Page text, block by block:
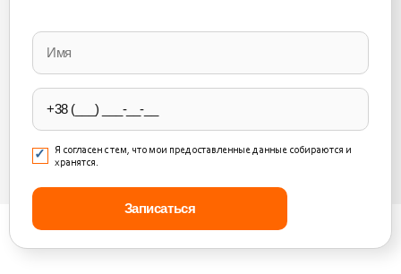
leave
this
field
empty.
Я согласен с тем, что мои предоставленные данные собираются и
хранятся.